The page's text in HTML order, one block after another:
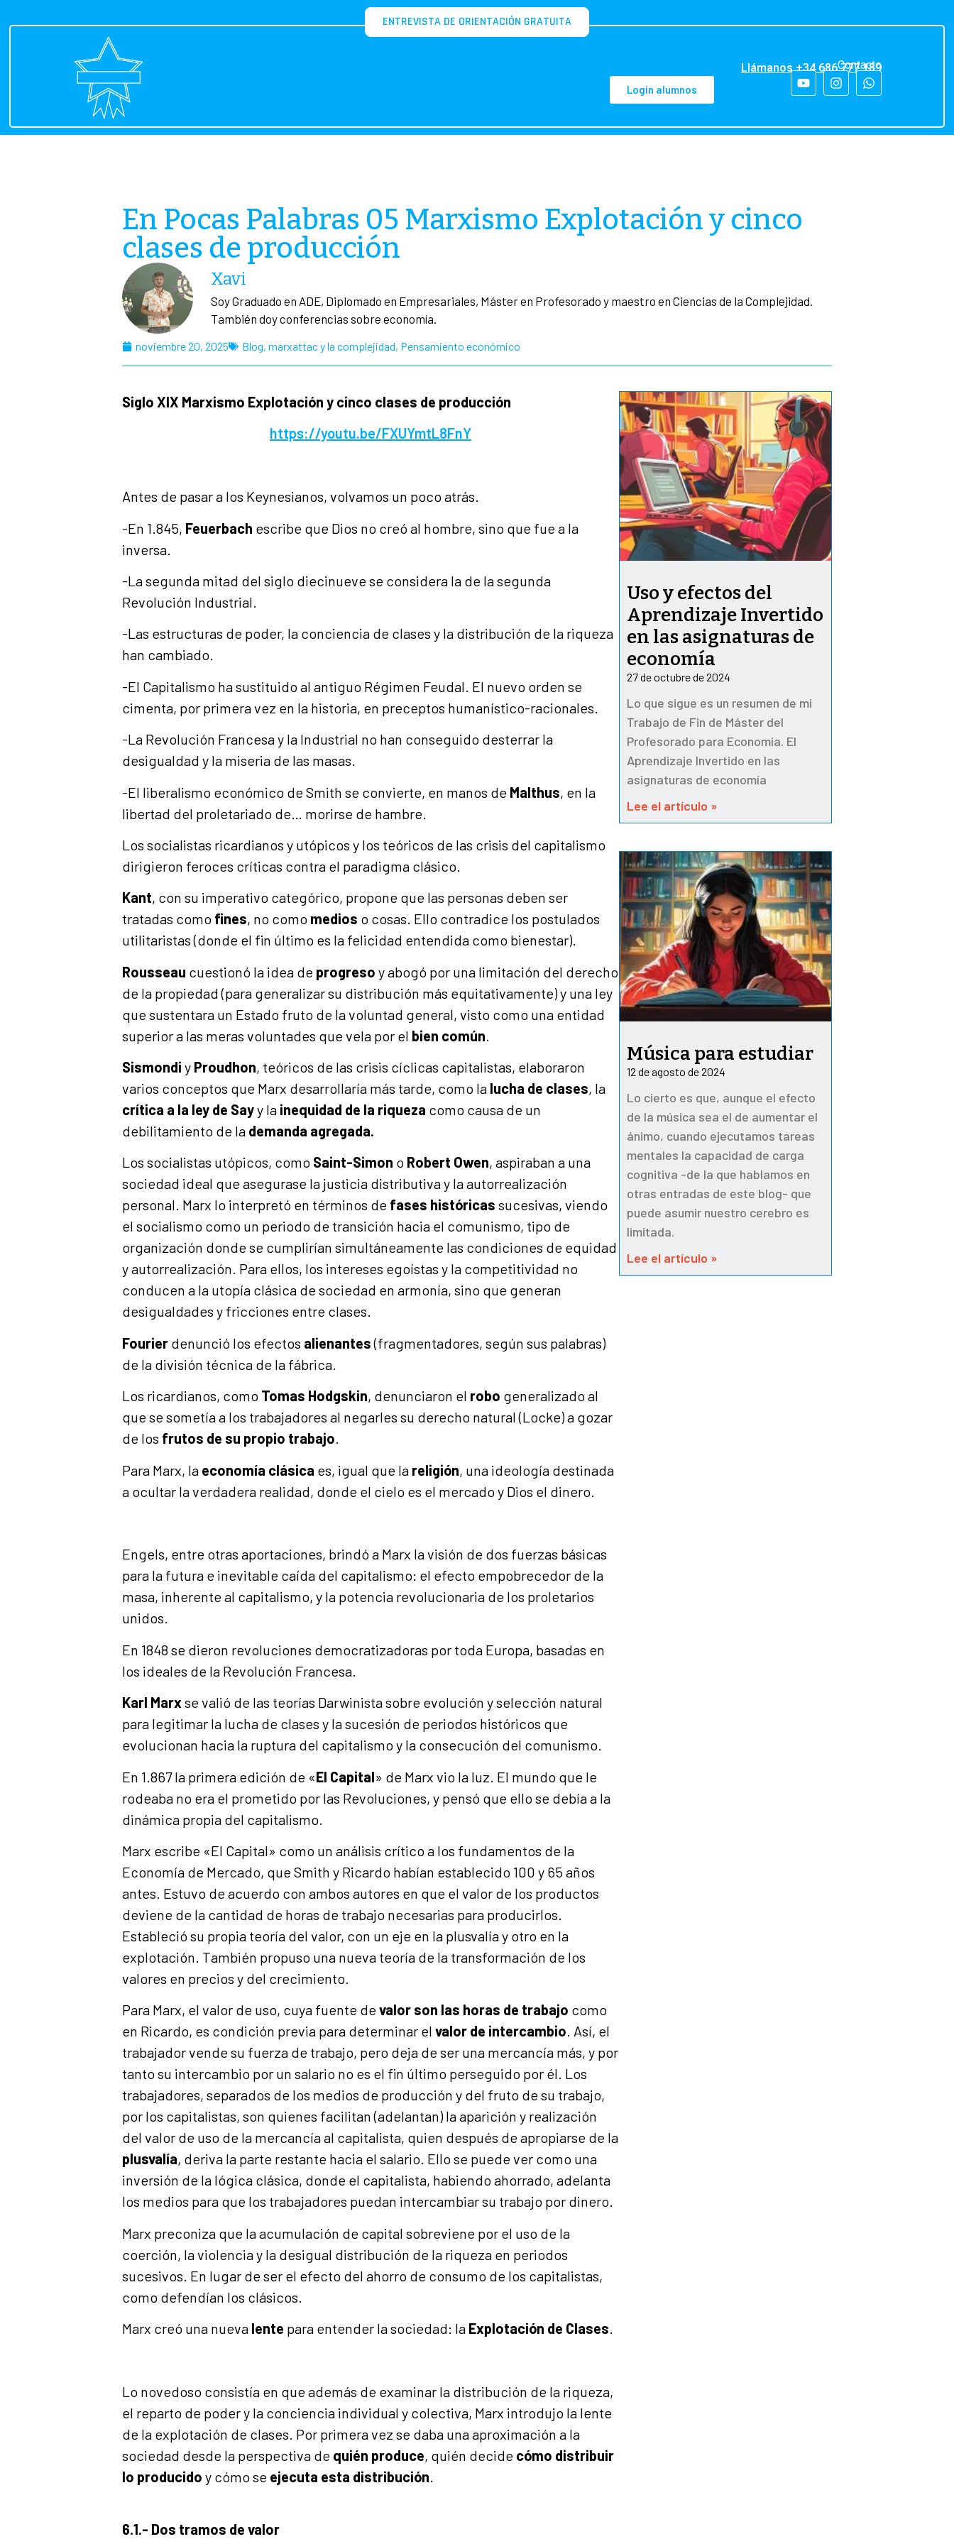
ENTREVISTA DE ORIENTACIÓN GRATUITA
Login alumnos
Contacto
Llámanos +34 686 777 189
En Pocas Palabras 05 Marxismo Explotación y cinco
clases de producción
Xavi
Soy Graduado en ADE, Diplomado en Empresariales, Máster en Profesorado y maestro en Ciencias de la Complejidad.
También doy conferencias sobre economía.
noviembre 20, 2025 Blog, marxattac y la complejidad, Pensamiento económico
Siglo XIX Marxismo Explotación y cinco clases de producción
https://youtu.be/FXUYmtL8FnY
Antes de pasar a los Keynesianos, volvamos un poco atrás.
-En 1.845, Feuerbach escribe que Dios no creó al hombre, sino que fue a la
inversa.
-La segunda mitad del siglo diecinueve se considera la de la segunda
Revolución Industrial.
-Las estructuras de poder, la conciencia de clases y la distribución de la riqueza
han cambiado.
-El Capitalismo ha sustituido al antiguo Régimen Feudal. El nuevo orden se
cimenta, por primera vez en la historia, en preceptos humanístico-racionales.
-La Revolución Francesa y la Industrial no han conseguido desterrar la
desigualdad y la miseria de las masas.
-El liberalismo económico de Smith se convierte, en manos de Malthus, en la
libertad del proletariado de… morirse de hambre.
Los socialistas ricardianos y utópicos y los teóricos de las crisis del capitalismo
dirigieron feroces críticas contra el paradigma clásico.
Kant, con su imperativo categórico, propone que las personas deben ser
tratadas como fines, no como medios o cosas. Ello contradice los postulados
utilitaristas (donde el fin último es la felicidad entendida como bienestar).
Rousseau cuestionó la idea de progreso y abogó por una limitación del derecho
de la propiedad (para generalizar su distribución más equitativamente) y una ley
que sustentara un Estado fruto de la voluntad general, visto como una entidad
superior a las meras voluntades que vela por el bien común
Sismondi y Proudhon, teóricos de las crisis cíclicas capitalistas, elaboraron
varios conceptos que Marx desarrollaría más tarde, como la lucha de clases, la
crítica a la ley de Sayy la inequidad de la riqueza como causa de un
debilitamiento de la demanda agregada.
Los socialistas utópicos, como Saint-Simon o Robert Owen, aspiraban a una
sociedad ideal que asegurase la justicia distributiva y la autorrealización
personal. Marx lo interpretó en términos de fases históricas sucesivas, viendo
el socialismo como un periodo de transición hacia el comunismo, tipo de
organización donde se cumplirían simultáneamente las condiciones de equidad
y autorrealización. Para ellos, los intereses egoístas y la competitividad no
conducen a la utopía clásica de sociedad en armonía, sino que generan
desigualdades y fricciones entre clases.
Fourier denunció los efectos alienantes(fragmentadores, según sus palabras)
de la división técnica de la fábrica.
Los ricardianos, como Tomas Hodgskin, denunciaron el robo generalizado al
que se sometía a los trabajadores al negarles su derecho natural (Locke) a gozar
de los frutos de su propio trabajo.
Para Marx, la economía clásica es, igual que la religión, una ideología destinada
a ocultar la verdadera realidad, donde el cielo es el mercado y Dios el dinero.
Engels, entre otras aportaciones, brindó a Marx la visión de dos fuerzas básicas
para la futura e inevitable caída del capitalismo: el efecto empobrecedor de la
masa, inherente al capitalismo, y la potencia revolucionaria de los proletarios
unidos.
En 1848 se dieron revoluciones democratizadoras por toda Europa, basadas en
los ideales de la Revolución Francesa.
Karl Marxse valió de las teorías Darwinista sobre evolución y selección natural
para legitimar la lucha de clases y la sucesión de periodos históricos que
evolucionan hacia la ruptura del capitalismo y la consecución del comunismo.
En 1.867 la primera edición de «El Capital» de Marx vio la luz. El mundo que le
rodeaba no era el prometido por las Revoluciones, y pensó que ello se debía a la
dinámica propia del capitalismo.
Marx escribe «El Capital» como un análisis crítico a los fundamentos de la
Economía de Mercado, que Smith y Ricardo habían establecido 100 y 65 años
antes. Estuvo de acuerdo con ambos autores en que el valor de los productos
deviene de la cantidad de horas de trabajo necesarias para producirlos.
Estableció su propia teoría del valor, con un eje en la plusvalía y otro en la
explotación. También propuso una nueva teoría de la transformación de los
valores en precios y del crecimiento.
Para Marx, el valor de uso, cuya fuente devalor son las horas de trabajo como
en Ricardo, es condición previa para determinar el valor de intercambio. Así, el
trabajador vende su fuerza de trabajo, pero deja de ser una mercancía más, y por
tanto su intercambio por un salario no es el fin último perseguido por él. Los
trabajadores, separados de los medios de producción y del fruto de su trabajo,
por los capitalistas, son quienes facilitan (adelantan) la aparición y realización
del valor de uso de la mercancía al capitalista, quien después de apropiarse de la
plusvalía, deriva la parte restante hacia el salario. Ello se puede ver como una
inversión de la lógica clásica, donde el capitalista, habiendo ahorrado, adelanta
los medios para que los trabajadores puedan intercambiar su trabajo por dinero.
Marx preconiza que la acumulación de capital sobreviene por el uso de la
coerción, la violencia y la desigual distribución de la riqueza en periodos
sucesivos. En lugar de ser el efecto del ahorro de consumo de los capitalistas,
como defendían los clásicos.
Marx creó una nueva lente para entender la sociedad: la Explotación de Clases.
Lo novedoso consistía en que además de examinar la distribución de la riqueza,
el reparto de poder y la conciencia individual y colectiva, Marx introdujo la lente
de la explotación de clases. Por primera vez se daba una aproximación a la
sociedad desde la perspectiva de quién produce, quién decide cómo distribuir
lo producido y cómo se ejecuta esta distribución.
6.1.- Dos tramos de valor
Uso y efectos del
Aprendizaje Invertido
en las asignaturas de
economía
27 de octubre de 2024
Lo que sigue es un resumen de mi
Trabajo de Fin de Máster del
Profesorado para Economía. El
Aprendizaje Invertido en las
asignaturas de economía
Lee el artículo »
Música para estudiar
12 de agosto de 2024
Lo cierto es que, aunque el efecto
de la música sea el de aumentar el
ánimo, cuando ejecutamos tareas
mentales la capacidad de carga
cognitiva -de la que hablamos en
otras entradas de este blog- que
puede asumir nuestro cerebro es
limitada.
Lee el artículo »